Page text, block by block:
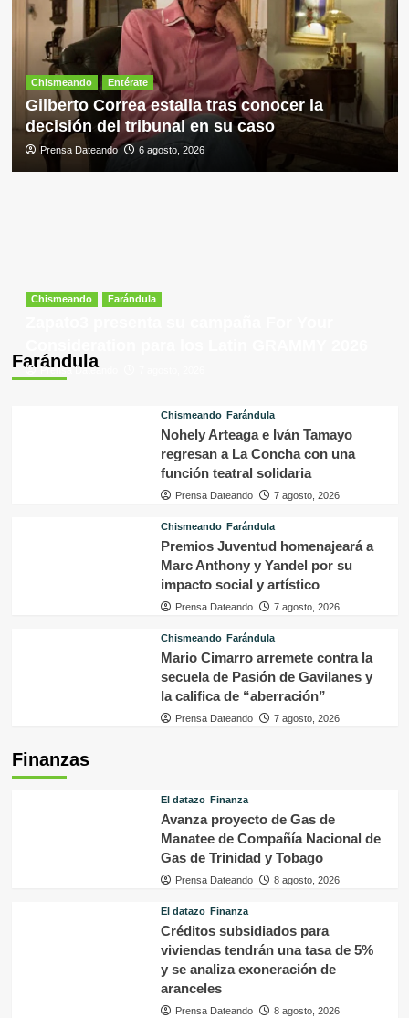
Chismeando Entérate
Gilberto Correa estalla tras conocer la
decisión del tribunal en su caso
Prensa Dateando 6 agosto, 2026
Farándula
Chismeando Farándula
Prensa Dateando
Chismeando Farándula
Nohely Arteaga e Iván Tamayo
regresan a La Concha con una
función teatral solidaria
Prensa Dateando 7 agosto, 2026
Chismeando Farándula
Premios Juventud homenajeará a
Marc Anthony y Yandel por su
impacto social y artístico
Prensa Dateando 7 agosto, 2026
Chismeando Farándula
Mario Cimarro arremete contra la
secuela de Pasión de Gavilanes y
la califica de “aberración”
Prensa Dateando 7 agosto, 2026
Finanzas
El datazo Finanza
Avanza proyecto de Gas de
Manatee de Compañía Nacional de
Gas de Trinidad y Tobago
Prensa Dateando 8 agosto, 2026
El datazo Finanza
Créditos subsidiados para
viviendas tendrán una tasa de 5%
y se analiza exoneración de
aranceles
Prensa Dateando 8 agosto, 2026